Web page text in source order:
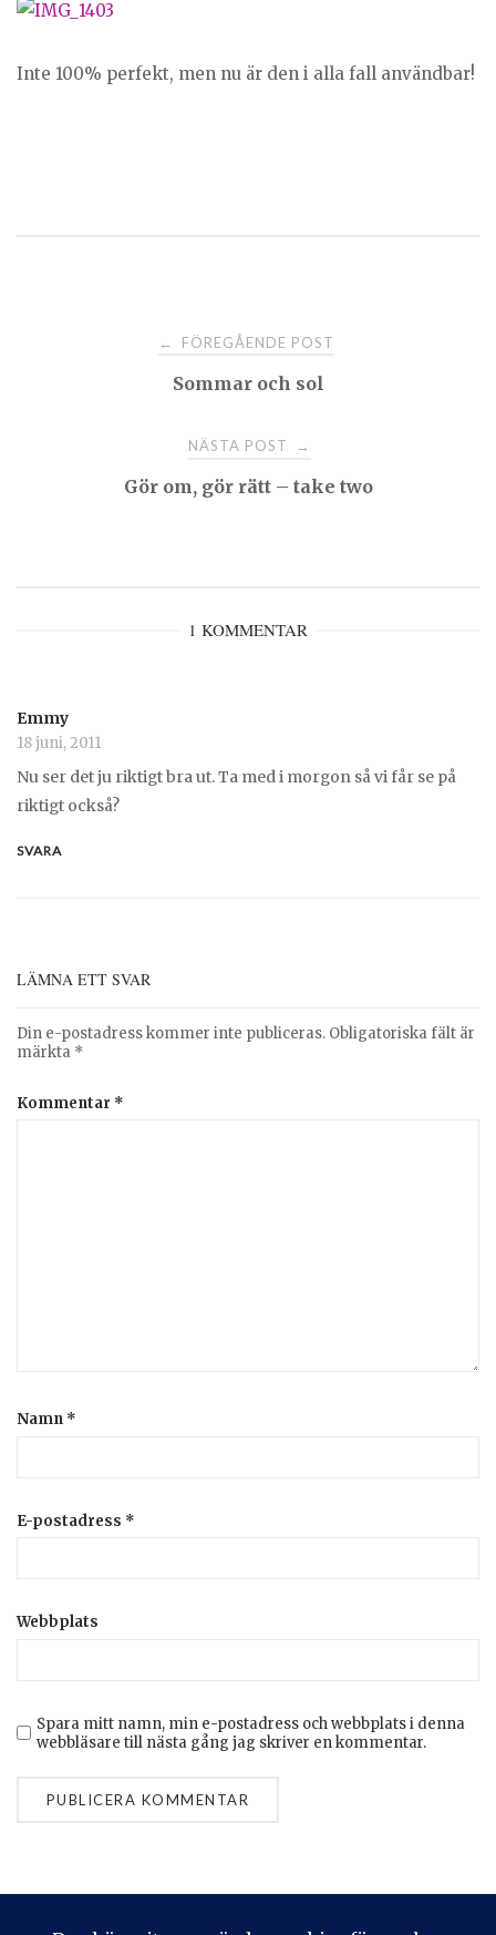
Inte 100% perfekt, men nu är den i alla fall användbar!
← FÖREGÅENDE POST
Sommar och sol
NÄSTA POST →
Gör om, gör rätt – take two
1 KOMMENTAR
Emmy
18 juni, 2011
Nu ser det ju riktigt bra ut. Ta med i morgon så vi får se på
riktigt också?
SVARA
LÄMNA ETT SVAR
Din e-postadress kommer inte publiceras. Obligatoriska fält är
märkta *
Kommentar *
Namn *
E-postadress *
Webbplats
Spara mitt namn, min e-postadress och webbplats i denna
webbläsare till nästa gång jag skriver en kommentar.